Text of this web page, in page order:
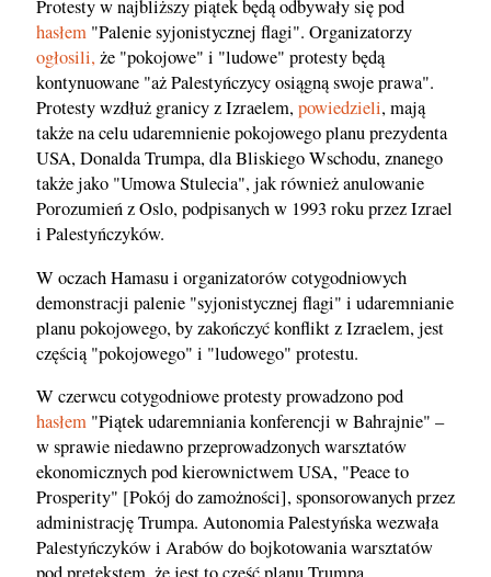
Protesty w najbliższy piątek będą odbywały się pod
hasłem "Palenie syjonistycznej flagi". Organizatorzy
ogłosili, że "pokojowe" i "ludowe" protesty będą
kontynuowane "aż Palestyńczycy osiągną swoje prawa".
Protesty wzdłuż granicy z Izraelem,powiedzieli, mają
także na celu udaremnienie pokojowego planu prezydenta
USA, Donalda Trumpa, dla Bliskiego Wschodu, znanego
także jako "Umowa Stulecia", jak również anulowanie
Porozumień z Oslo, podpisanych w 1993 roku przez Izrael
i Palestyńczyków.
W oczach Hamasu i organizatorów cotygodniowych
demonstracji palenie "syjonistycznej flagi" i udaremnianie
planu pokojowego, by zakończyć konflikt z Izraelem, jest
częścią "pokojowego" i "ludowego" protestu.
W czerwcu cotygodniowe protesty prowadzono pod
hasłem "Piątek udaremniania konferencji w Bahrajnie" –
w sprawie niedawno przeprowadzonych warsztatów
ekonomicznych pod kierownictwem USA, "Peace to
Prosperity" [Pokój do zamożności], sponsorowanych przez
administrację Trumpa. Autonomia Palestyńska wezwała
Palestyńczyków i Arabów do bojkotowania warsztatów